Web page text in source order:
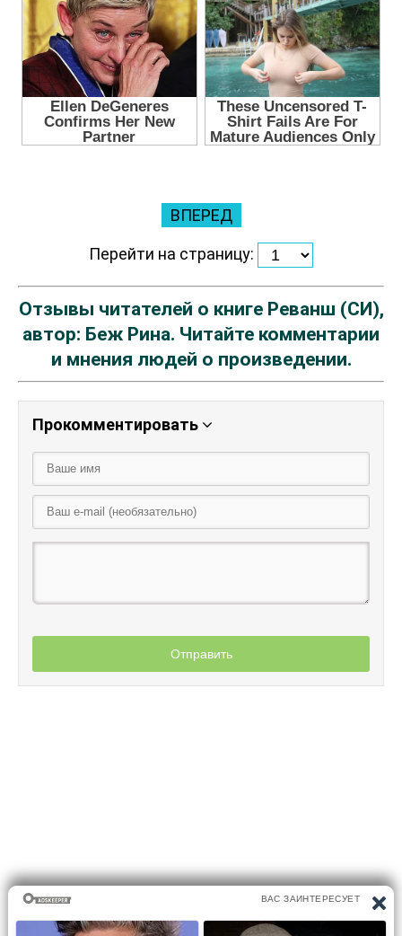
ВПЕРЕД
Перейти на страницу:
Отзывы читателей о книге Реванш (СИ),
автор: Беж Рина. Читайте комментарии
и мнения людей о произведении.
Прокомментировать
Отправить